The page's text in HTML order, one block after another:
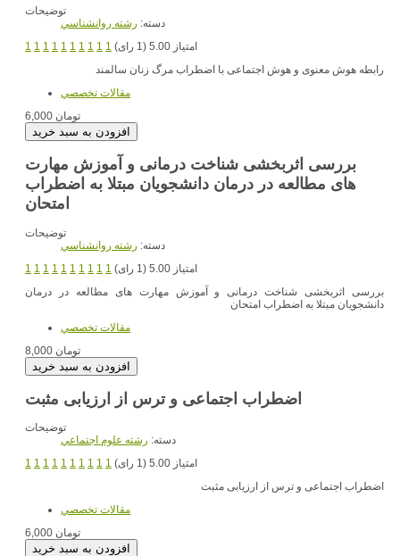
توضیحات
دسته: رشته روانشناسي
1 1 1 1 1 1 1 1 1 1
امتیاز 5.00 (1 رای)
رابطه هوش معنوی و هوش اجتماعی با اضطراب مرگ زنان سالمند
مقالات تخصصي
6,000 تومان
بررسی اثربخشی شناخت درمانی و آموزش مهارت
های مطالعه در درمان دانشجویان مبتلا به اضطراب
امتحان
توضیحات
دسته: رشته روانشناسي
1 1 1 1 1 1 1 1 1 1
امتیاز 5.00 (1 رای)
بررسی اثربخشی شناخت درمانی و آموزش مهارت های مطالعه در درمان
دانشجویان مبتلا به اضطراب امتحان
مقالات تخصصي
8,000 تومان
اضطراب اجتماعی و ترس از ارزیابی مثبت
توضیحات
دسته: رشته علوم اجتماعي
1 1 1 1 1 1 1 1 1 1
امتیاز 5.00 (1 رای)
اضطراب اجتماعی و ترس از ارزیابی مثبت
مقالات تخصصي
6,000 تومان